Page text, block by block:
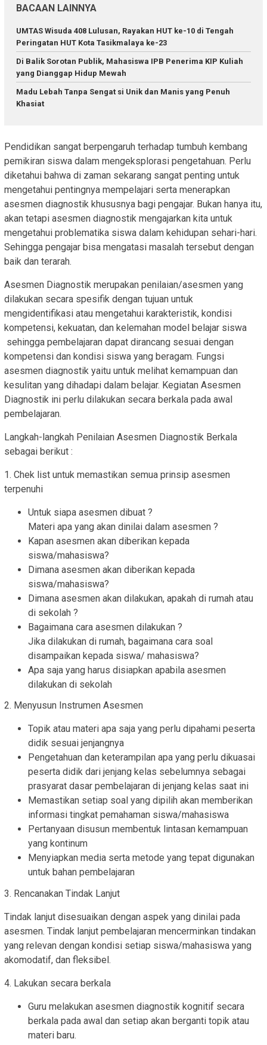
BACAAN LAINNYA
UMTAS Wisuda 408 Lulusan, Rayakan HUT ke-10 di Tengah
Peringatan HUT Kota Tasikmalaya ke-23
Di Balik Sorotan Publik, Mahasiswa IPB Penerima KIP Kuliah
yang Dianggap Hidup Mewah
Madu Lebah Tanpa Sengat si Unik dan Manis yang Penuh
Khasiat
Pendidikan sangat berpengaruh terhadap tumbuh kembang
pemikiran siswa dalam mengeksplorasi pengetahuan. Perlu
diketahui bahwa di zaman sekarang sangat penting untuk
mengetahui pentingnya mempelajari serta menerapkan
asesmen diagnostik khususnya bagi pengajar. Bukan hanya itu,
akan tetapi asesmen diagnostik mengajarkan kita untuk
mengetahui problematika siswa dalam kehidupan sehari-hari.
Sehingga pengajar bisa mengatasi masalah tersebut dengan
baik dan terarah.
Asesmen Diagnostik merupakan penilaian/asesmen yang
dilakukan secara spesifik dengan tujuan untuk
mengidentifikasi atau mengetahui karakteristik, kondisi
kompetensi, kekuatan, dan kelemahan model belajar siswa
sehingga pembelajaran dapat dirancang sesuai dengan
kompetensi dan kondisi siswa yang beragam. Fungsi
asesmen diagnostik yaitu untuk melihat kemampuan dan
kesulitan yang dihadapi dalam belajar. Kegiatan Asesmen
Diagnostik ini perlu dilakukan secara berkala pada awal
pembelajaran.
Langkah-langkah Penilaian Asesmen Diagnostik Berkala
sebagai berikut :
1. Chek list untuk memastikan semua prinsip asesmen
terpenuhi
Untuk siapa asesmen dibuat ?
Materi apa yang akan dinilai dalam asesmen ?
Kapan asesmen akan diberikan kepada
siswa/mahasiswa?
Dimana asesmen akan diberikan kepada
siswa/mahasiswa?
Dimana asesmen akan dilakukan, apakah di rumah atau
di sekolah ?
Bagaimana cara asesmen dilakukan ?
Jika dilakukan di rumah, bagaimana cara soal
disampaikan kepada siswa/ mahasiswa?
Apa saja yang harus disiapkan apabila asesmen
dilakukan di sekolah
2. Menyusun Instrumen Asesmen
Topik atau materi apa saja yang perlu dipahami peserta
didik sesuai jenjangnya
Pengetahuan dan keterampilan apa yang perlu dikuasai
peserta didik dari jenjang kelas sebelumnya sebagai
prasyarat dasar pembelajaran di jenjang kelas saat ini
Memastikan setiap soal yang dipilih akan memberikan
informasi tingkat pemahaman siswa/mahasiswa
Pertanyaan disusun membentuk lintasan kemampuan
yang kontinum
Menyiapkan media serta metode yang tepat digunakan
untuk bahan pembelajaran
3. Rencanakan Tindak Lanjut
Tindak lanjut disesuaikan dengan aspek yang dinilai pada
asesmen. Tindak lanjut pembelajaran mencerminkan tindakan
yang relevan dengan kondisi setiap siswa/mahasiswa yang
akomodatif, dan fleksibel.
4. Lakukan secara berkala
Guru melakukan asesmen diagnostik kognitif secara
berkala pada awal dan setiap akan berganti topik atau
materi baru.